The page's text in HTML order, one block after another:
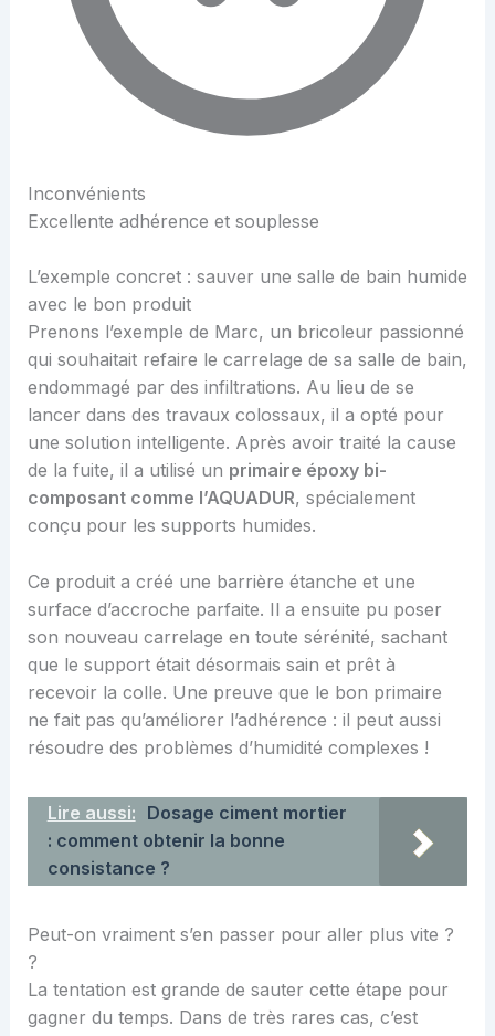
Inconvénients
Excellente adhérence et souplesse
L’exemple concret : sauver une salle de bain humide
avec le bon produit
Prenons l’exemple de Marc, un bricoleur passionné
qui souhaitait refaire le carrelage de sa salle de bain,
endommagé par des infiltrations. Au lieu de se
lancer dans des travaux colossaux, il a opté pour
une solution intelligente. Après avoir traité la cause
de la fuite, il a utilisé un primaire époxy bi-
composant comme l’AQUADUR, spécialement
conçu pour les supports humides.
Ce produit a créé une barrière étanche et une
surface d’accroche parfaite. Il a ensuite pu poser
son nouveau carrelage en toute sérénité, sachant
que le support était désormais sain et prêt à
recevoir la colle. Une preuve que le bon primaire
ne fait pas qu’améliorer l’adhérence : il peut aussi
résoudre des problèmes d’humidité complexes !
Lire aussi: Dosage ciment mortier
: comment obtenir la bonne
consistance ?
Peut-on vraiment s’en passer pour aller plus vite ?
?
La tentation est grande de sauter cette étape pour
gagner du temps. Dans de très rares cas, c’est